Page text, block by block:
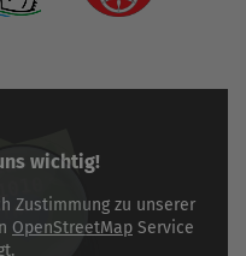
wichtig!
Zustimmung zu unserer
OpenStreetMap Service